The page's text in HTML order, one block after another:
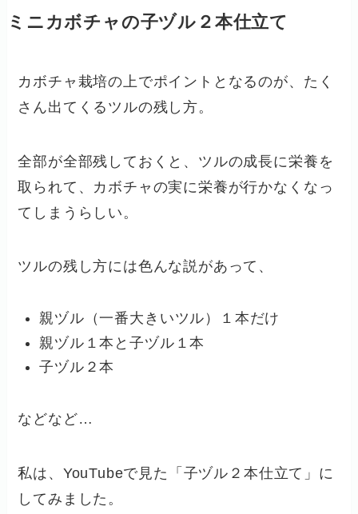
ミニカボチャの子ヅル２本仕立て
カボチャ栽培の上でポイントとなるのが、たく
さん出てくるツルの残し方。
全部が全部残しておくと、ツルの成長に栄養を
取られて、カボチャの実に栄養が行かなくなっ
てしまうらしい。
ツルの残し方には色んな説があって、
親ヅル（一番大きいツル）１本だけ
親ヅル１本と子ヅル１本
子ヅル２本
などなど…
私は、YouTubeで見た「子ヅル２本仕立て」に
してみました。